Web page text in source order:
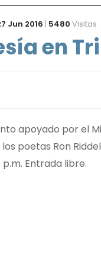
Jun 2016 | 5480 Visitas
en
apoyado por el
poetas Ron
Entrada libre.